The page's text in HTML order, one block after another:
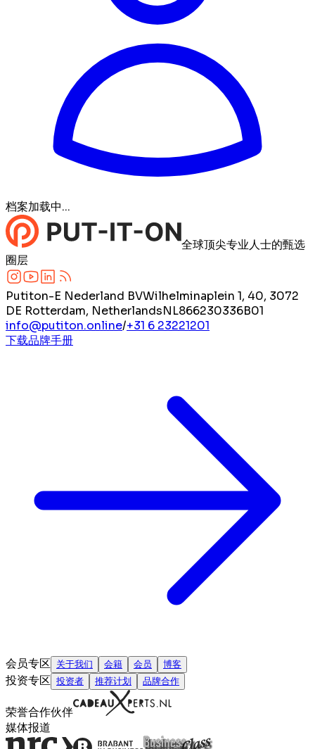
档案加载中...
全球顶尖专业人士的甄选
圈层
Putiton-E Nederland BVWilhelminaplein 1, 40, 3072
DE Rotterdam, NetherlandsNL866230336B01
info@putiton.online/+31 6 23221201
下载品牌手册
会员专区 关于我们 会籍 会员 博客
投资专区 投资者 推荐计划 品牌合作
荣誉合作伙伴
媒体报道